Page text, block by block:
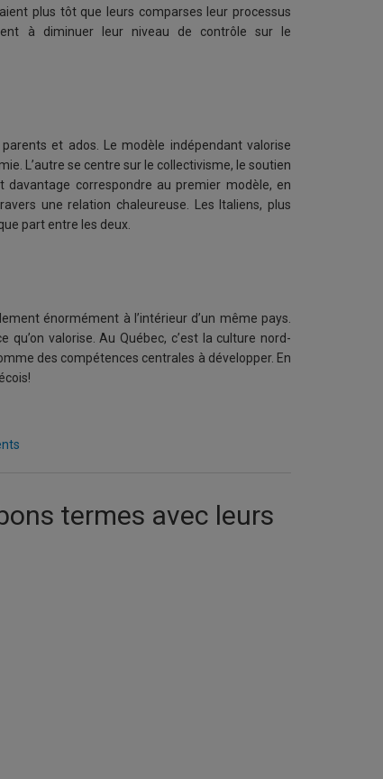
plus tôt que leurs comparses leur processus
à diminuer leur niveau de contrôle sur le
et ados. Le modèle indépendant valorise
L’autre se centre sur le collectivisme, le soutien
correspondre au premier modèle, en
une relation chaleureuse. Les Italiens, plus
part entre les deux.
énormément à l’intérieur d’un même pays.
valorise. Au Québec, c’est la culture nord-
des compétences centrales à développer. En
termes avec leurs